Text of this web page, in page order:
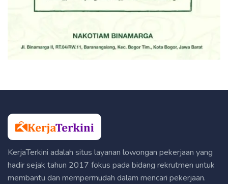
KerjaTerkini adalah situs layanan lowongan pekerjaan yang
hadir sejak tahun 2017 fokus pada bidang rekrutmen untuk
membantu dan mempermudah dalam mencari pekerjaan.